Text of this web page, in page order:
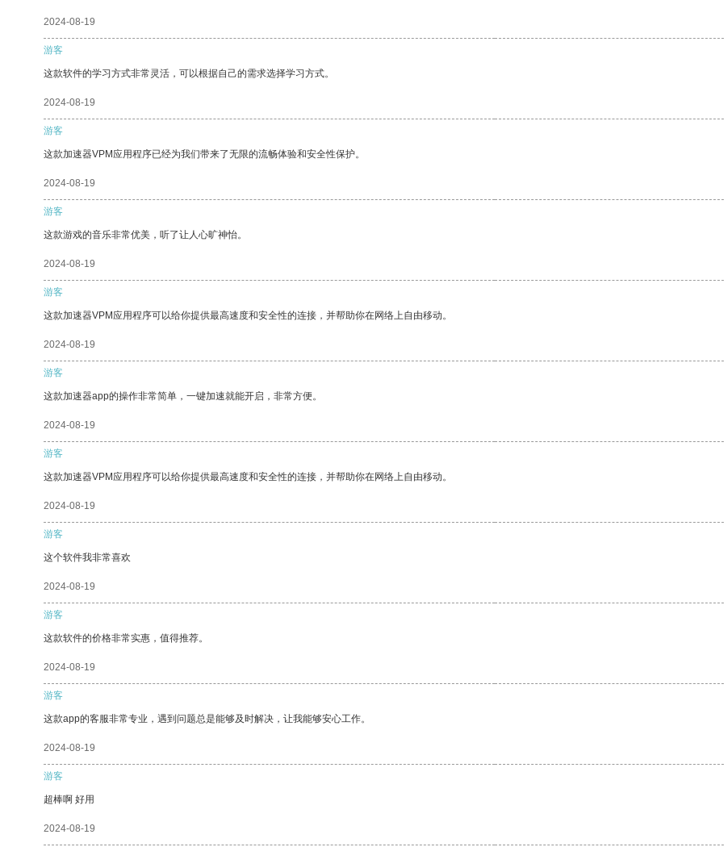
2024-08-19
游客
这款软件的学习方式非常灵活，可以根据自己的需求选择学习方式。
2024-08-19
游客
这款加速器VPM应用程序已经为我们带来了无限的流畅体验和安全性保护。
2024-08-19
游客
这款游戏的音乐非常优美，听了让人心旷神怡。
2024-08-19
游客
这款加速器VPM应用程序可以给你提供最高速度和安全性的连接，并帮助你在网络上自由移动。
2024-08-19
游客
这款加速器app的操作非常简单，一键加速就能开启，非常方便。
2024-08-19
游客
这款加速器VPM应用程序可以给你提供最高速度和安全性的连接，并帮助你在网络上自由移动。
2024-08-19
游客
这个软件我非常喜欢
2024-08-19
游客
这款软件的价格非常实惠，值得推荐。
2024-08-19
游客
这款app的客服非常专业，遇到问题总是能够及时解决，让我能够安心工作。
2024-08-19
游客
超棒啊 好用
2024-08-19